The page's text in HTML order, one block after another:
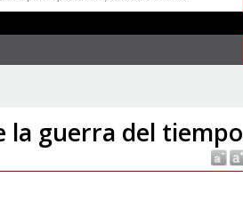
la guerra del tiempo